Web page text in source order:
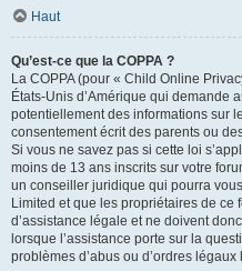
Haut
Qu’est-ce que la COPPA ?
La COPPA (pour « Child Online
États-Unis d’Amérique qui demande
potentiellement des informations sur
consentement écrit des parents ou
Si vous ne savez pas si cette loi
moins de 13 ans inscrits sur votre
un conseiller juridique qui pourra
Limited et que les propriétaires de
d’assistance légale et ne doivent
lorsque l’assistance porte sur la
problèmes d’abus ou d’ordres